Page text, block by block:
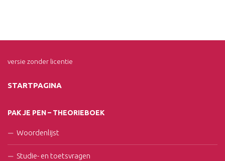
versie zonder licentie
STARTPAGINA
PAK JE PEN – THEORIEBOEK
Woordenlijst
Studie- en toetsvragen